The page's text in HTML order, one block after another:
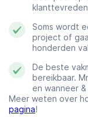
Soms wordt
project of
honderden
De beste
bereikbaar.
en wanneer
Meer weten over
pagina!